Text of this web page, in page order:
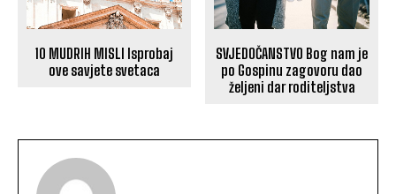
10 MUDRIH MISLI Isprobaj
ove savjete svetaca
SVJEDOČANSTVO Bog nam je
po Gospinu zagovoru dao
željeni dar roditeljstva